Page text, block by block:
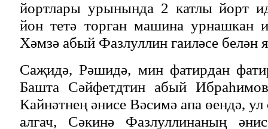
йортлары урынында 2 катлы йорт
йон тетә торган машина урнашкан
Хәмзә абый Фазлуллин гаиләсе белән
Саҗидә, Рәшидә, мин фатирдан
Башта Сәйфетдтин абый
Кайнәтнең әнисе Вәсимә апа өендә,
алгач, Сәкинә Фазлуллинаның